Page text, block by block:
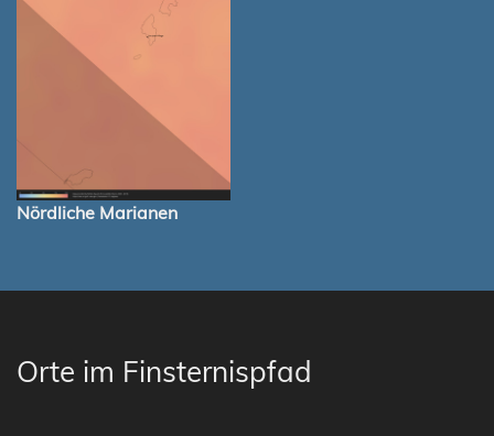
Nördliche Marianen
Orte im Finsternispfad